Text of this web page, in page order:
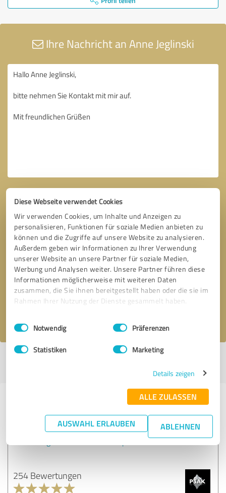
Diese Webseite verwendet Cookies
Wir verwenden Cookies, um Inhalte und Anzeigen zu
personalisieren, Funktionen für soziale Medien anbieten zu
können und die Zugriffe auf unsere Website zu analysieren.
Außerdem geben wir Informationen zu Ihrer Verwendung
unserer Website an unsere Partner für soziale Medien,
Werbung und Analysen weiter. Unsere Partner führen diese
Informationen möglicherweise mit weiteren Daten
zusammen, die Sie ihnen bereitgestellt haben oder die sie im
Rahmen Ihrer Nutzung der Dienste gesammelt haben.
Impressum Datenschutzbestimmungen
Einwilligungsauswahl
Notwendig Präferenzen
Statistiken Marketing
Details zeigen
ALLE ZULASSEN
AUSWAHL ERLAUBEN ABLEHNEN
Ihre Nachricht an Anne Jeglinski
* Erforderliche Angaben
Nachricht senden
Erfahrungen zu weiteren
Anbietern aus dem Bereich
254 Bewertungen